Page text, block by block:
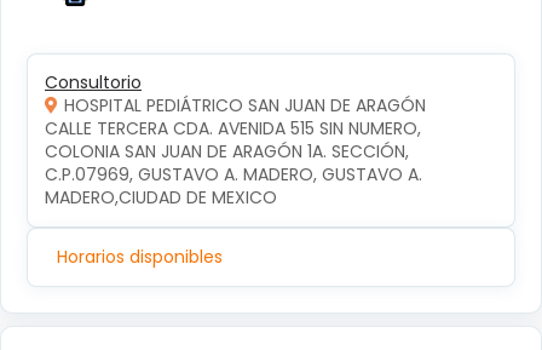
Consultorio
HOSPITAL PEDIÁTRICO SAN JUAN DE ARAGÓN
CALLE TERCERA CDA. AVENIDA 515 SIN NUMERO,
COLONIA SAN JUAN DE ARAGÓN 1A. SECCIÓN,
C.P.07969, GUSTAVO A. MADERO, GUSTAVO A.
MADERO,CIUDAD DE MEXICO
Horarios disponibles